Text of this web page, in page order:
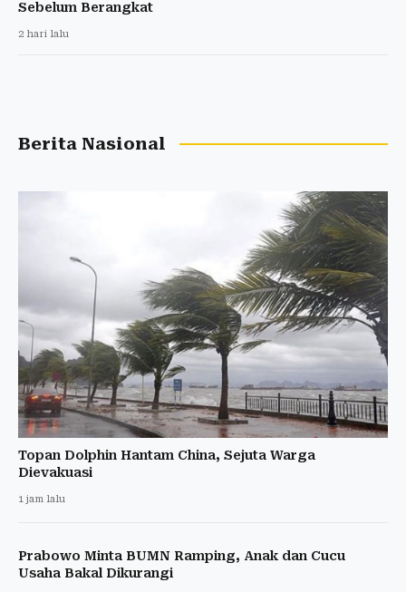
Sebelum Berangkat
2 hari lalu
Berita Nasional
Topan Dolphin Hantam China, Sejuta Warga
Dievakuasi
1 jam lalu
Prabowo Minta BUMN Ramping, Anak dan Cucu
Usaha Bakal Dikurangi